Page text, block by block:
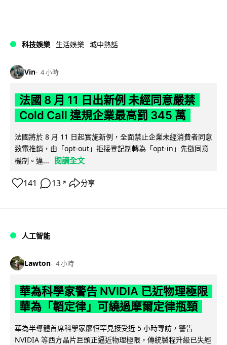
科技娛樂 生活娛樂 城中熱話
Vin 4 小時
法國 8 月 11 日出新例 未經同意嚴禁
Cold Call 違規企業最高罰 345 萬
法國將於 8 月 11 日起實施新例，全面禁止企業未經消費者同意
致電推銷，由「opt-out」拒接登記制轉為「opt-in」先徵同意
機制。違...
閱讀全文
141 13 ↗ 分享
人工智能
Lawton 4 小時
華為科學家警告 NVIDIA 已近物理極限
華為「韜定律」可繞過摩爾定律瓶頸
華為半導體首席科學家廖恒罕見接受近 5 小時專訪，警告
NVIDIA 等西方晶片巨頭正逼近物理極限，傳統製程升級已失經